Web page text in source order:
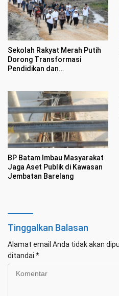
Sekolah Rakyat Merah Putih
Dorong Transformasi
Pendidikan dan
BP Batam Imbau Masyarakat
Jaga Aset Publik di Kawasan
Jembatan Barelang
Tinggalkan Balasan
Alamat email Anda tidak akan
ditandai *